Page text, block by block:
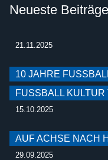
Neueste Beiträge
21.11.2025
10 JAHRE
USSBALL KULTUR
15.10.2025
AUF ACHSE NACH
29.09.2025